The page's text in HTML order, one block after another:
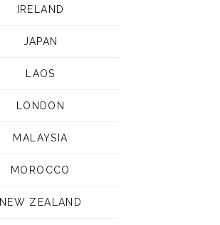
IRELAND
JAPAN
LAOS
LONDON
MALAYSIA
MOROCCO
NEW ZEALAND